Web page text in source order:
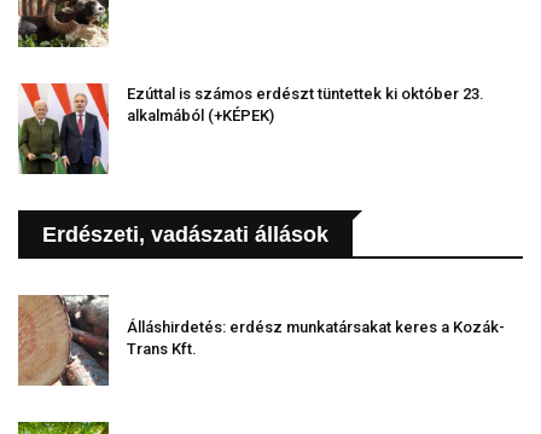
Ezúttal is számos erdészt tüntettek ki október 23.
alkalmából (+KÉPEK)
Erdészeti, vadászati állások
Álláshirdetés: erdész munkatársakat keres a Kozák-
Trans Kft.